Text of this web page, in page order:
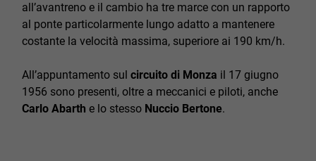
all’avantreno e il cambio ha tre marce con un rapporto
al ponte particolarmente lungo adatto a mantenere
costante la velocità massima, superiore ai 190 km/h.
All’appuntamento sul circuito di Monza il 17 giugno
1956 sono presenti, oltre a meccanici e piloti, anche
Carlo Abarth e lo stesso Nuccio Bertone.